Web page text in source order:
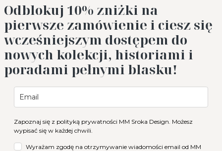
Odblokuj 10% zniżki na
pierwsze zamówienie i ciesz się
wcześniejszym dostępem do
nowych kolekcji, historiami i
poradami pełnymi blasku!
Zapoznaj się z polityką prywatności MM Sroka Design. Możesz
wypisać się w każdej chwili.
Wyrażam zgodę na otrzymywanie wiadomości email od MM